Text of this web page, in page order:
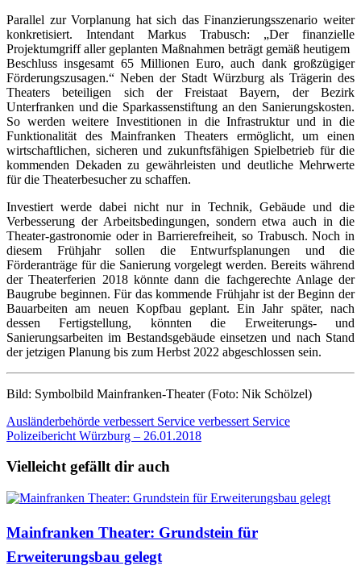
Parallel zur Vorplanung hat sich das Finanzierungsszenario weiter
konkretisiert. Intendant Markus Trabusch: „Der finanzielle
Projektumgriff aller geplanten Maßnahmen beträgt gemäß heutigem
Beschluss insgesamt 65 Millionen Euro, auch dank großzügiger
Förderungszusagen.“ Neben der Stadt Würzburg als Trägerin des
Theaters beteiligen sich der Freistaat Bayern, der Bezirk
Unterfranken und die Sparkassenstiftung an den Sanierungskosten.
So werden weitere Investitionen in die Infrastruktur und in die
Funktionalität des Mainfranken Theaters ermöglicht, um einen
wirtschaftlichen, sicheren und zukunftsfähigen Spielbetrieb für die
kommenden Dekaden zu gewährleisten und deutliche Mehrwerte
für die Theaterbesucher zu schaffen.
Investiert werde dabei nicht nur in Technik, Gebäude und die
Verbesserung der Arbeitsbedingungen, sondern etwa auch in die
Theater-gastronomie oder in Barrierefreiheit, so Trabusch. Noch in
diesem Frühjahr sollen die Entwurfsplanungen und die
Förderanträge für die Sanierung vorgelegt werden. Bereits während
der Theaterferien 2018 könnte dann die fachgerechte Anlage der
Baugrube beginnen. Für das kommende Frühjahr ist der Beginn der
Bauarbeiten am neuen Kopfbau geplant. Ein Jahr später, nach
dessen Fertigstellung, könnten die Erweiterungs- und
Sanierungsarbeiten im Bestandsgebäude einsetzen und nach Stand
der jetzigen Planung bis zum Herbst 2022 abgeschlossen sein.
Bild: Symbolbild Mainfranken-Theater (Foto: Nik Schölzel)
Beitragsnavigation
Ausländerbehörde verbessert Service verbessert Service
Polizeibericht Würzburg – 26.01.2018
Vielleicht gefällt dir auch
Mainfranken Theater: Grundstein für
Erweiterungsbau gelegt